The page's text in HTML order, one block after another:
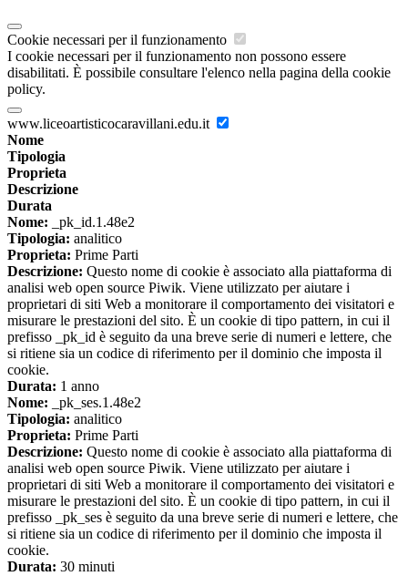
Cookie necessari per il funzionamento
I cookie necessari per il funzionamento non possono essere
disabilitati. È possibile consultare l'elenco nella pagina della cookie
policy.
www.liceoartisticocaravillani.edu.it
Nome
Tipologia
Proprieta
Descrizione
Durata
Nome: _pk_id.1.48e2
Tipologia: analitico
Proprieta: Prime Parti
Descrizione: Questo nome di cookie è associato alla piattaforma di
analisi web open source Piwik. Viene utilizzato per aiutare i
proprietari di siti Web a monitorare il comportamento dei visitatori e
misurare le prestazioni del sito. È un cookie di tipo pattern, in cui il
prefisso _pk_id è seguito da una breve serie di numeri e lettere, che
si ritiene sia un codice di riferimento per il dominio che imposta il
cookie.
Durata: 1 anno
Nome: _pk_ses.1.48e2
Tipologia: analitico
Proprieta: Prime Parti
Descrizione: Questo nome di cookie è associato alla piattaforma di
analisi web open source Piwik. Viene utilizzato per aiutare i
proprietari di siti Web a monitorare il comportamento dei visitatori e
misurare le prestazioni del sito. È un cookie di tipo pattern, in cui il
prefisso _pk_ses è seguito da una breve serie di numeri e lettere, che
si ritiene sia un codice di riferimento per il dominio che imposta il
cookie.
Durata: 30 minuti